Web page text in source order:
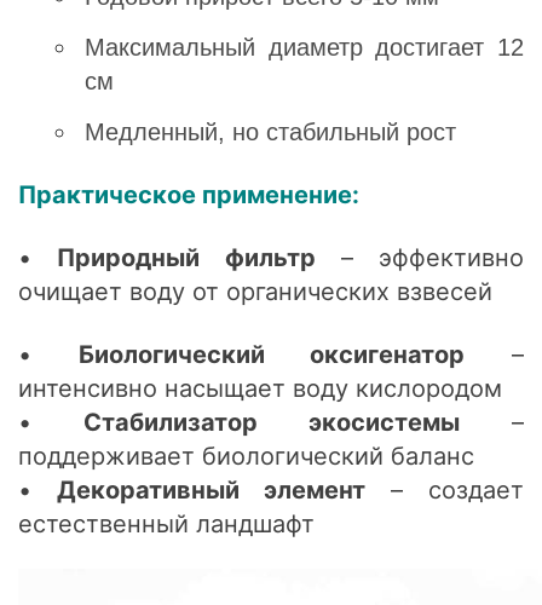
Максимальный диаметр достигает 12
см
Медленный, но стабильный рост
Практическое применение:
• Природный фильтр – эффективно
очищает воду от органических взвесей
• Биологический оксигенатор –
интенсивно насыщает воду кислородом
• Стабилизатор экосистемы –
поддерживает биологический баланс
• Декоративный элемент
– создает
естественный ландшафт